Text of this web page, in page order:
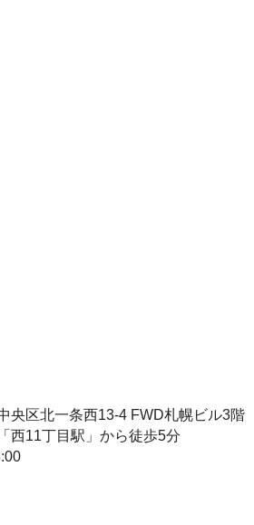
央区北一条西13-4 FWD札幌ビル3階
西11丁目駅」から徒歩5分